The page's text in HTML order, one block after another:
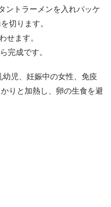
ントラーメンを入れパッケ
切ります。
せます。
完成です。
児、妊娠中の女性、免疫
りと加熱し、卵の生食を避